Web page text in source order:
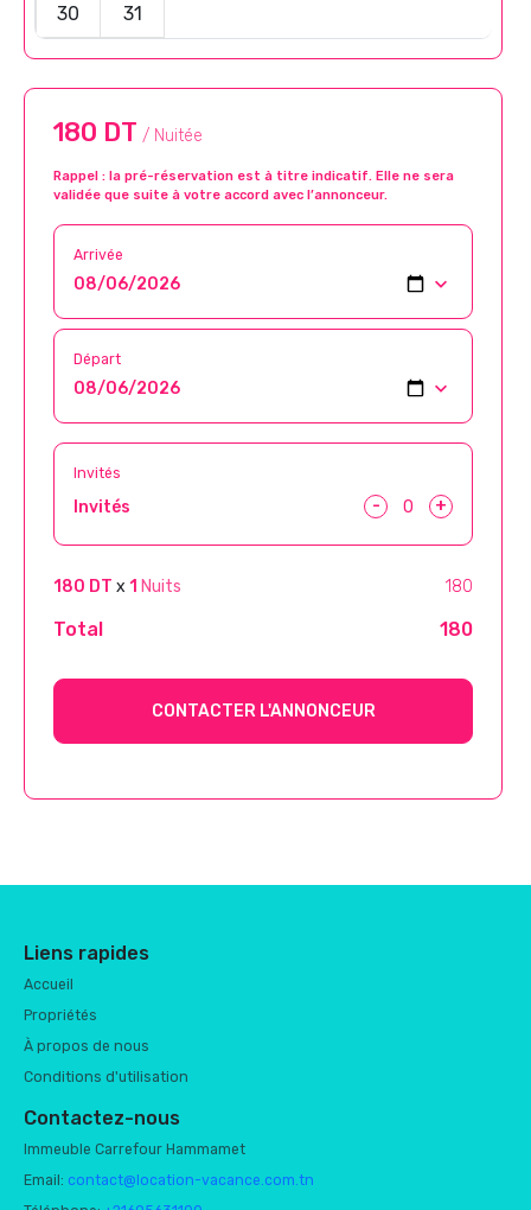
30 31
180 DT / Nuitée
Rappel : la pré-réservation est à titre indicatif. Elle ne sera
validée que suite à votre accord avec l’annonceur.
Arrivée
Départ
Invités
Invités - +
180 DT x 1 Nuits 180
Total 180
CONTACTER L'ANNONCEUR
Liens rapides
Accueil
Propriétés
À propos de nous
Conditions d'utilisation
Contactez-nous
Immeuble Carrefour Hammamet
Email: contact@location-vacance.com.tn